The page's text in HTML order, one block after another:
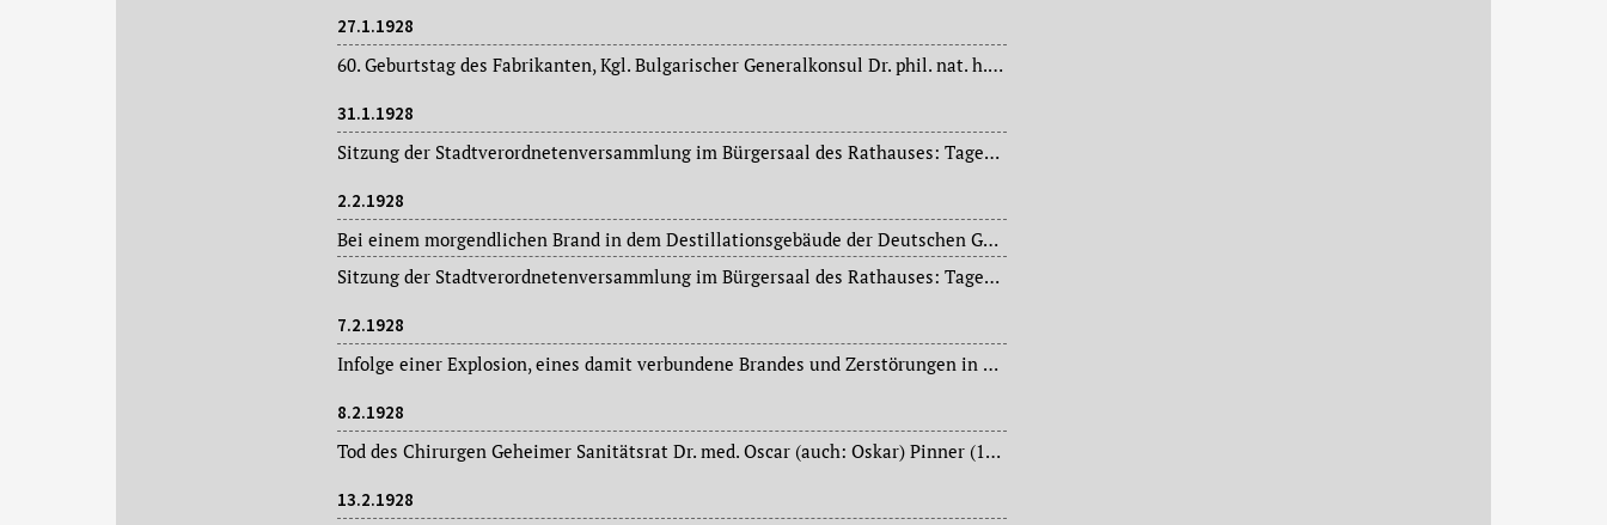
27.1.1928
60. Geburtstag des Fabrikanten, Kgl. Bulgarischer Generalkonsul Dr. phil. nat. h.c. Alfred Teves (1868-1953), 1912 Gründer der „Alfred Teves Maschinen- und Armaturenfabrik KG“ (später GmbH), 1922 Verleihung der Ehrendoktorwürde der Universität Frankfurt.
31.1.1928
Sitzung der Stadtverordnetenversammlung im Bürgersaal des Rathauses: Tagesordnung: Änderung des Wahlrechts zu den Beamtenvertretungen bzw. Durchführung der Wahlen nach dem Verhältniswahlsystem, Schaffung einer weiteren Stadtschulratstelle ab 01.04.1928, Erbbauvertrag des Hospitals zum heiligen Geist mit der Siedlungsgenossenschaft berufstätiger Frauen eGmbH über ein Grundstück an der Adickesallee.
2.2.1928
Bei einem morgendlichen Brand in dem Destillationsgebäude der Deutschen Gasolinwerke, Daimlerstraße, entsteht durch brennende Ölbehälter hoher Sachschaden. Personen werden nicht verletzt.
Sitzung der Stadtverordnetenversammlung im Bürgersaal des Rathauses: Tagesordnung: Vorlage des Haushaltsplanentwurfes für das Jahr 1928. In seiner Etatrede gibt Oberbürgermeister Dr. Ludwig Landmann (1868-1945) einen Überblick über die ökonomische Situation der Mainstadt – trotz wirtschaftlichem Aufschwung kein nennenswerter Rückgang der Arbeitslosenquote.
7.2.1928
Infolge einer Explosion, eines damit verbundene Brandes und Zerstörungen in der Schaltanlage im Elektrizitätswerk I ist Frankfurt am Main für ca. 90 Minuten ohne elektrischen Strom. Die bereits auf Drehstrom umgestellten Stadtteile, ebenso wie die Straßenbahn, bleiben von der Störung verschont. Damit ist die Mainstadt bereits das zweite Mal innerhalb weniger Wochen (zuletzt am 21.12.1927) von einem gravierenden Stromausfall betroffen.
8.2.1928
Tod des Chirurgen Geheimer Sanitätsrat Dr. med. Oscar (auch: Oskar) Pinner (1856-1928), seit 1883 in Frankfurt am Main, Chirurg am „Rothschild’schen Hospital“ (Hospital der Georgine Sara von Rothschild’schen Stiftung, Röderbergweg) und am Bethanien-Krankenhaus, Vater der Malerin und Buchillustratorin Erna Pinner (1893-1987).
13.2.1928